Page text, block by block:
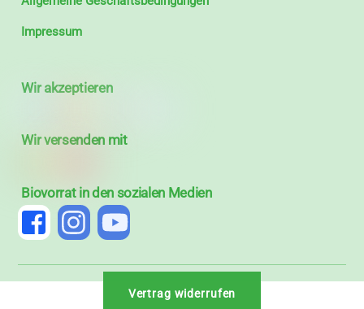
Impressum
Wir akzeptieren
Wir versenden mit
Biovorrat in den sozialen Medien
Vertrag widerrufen